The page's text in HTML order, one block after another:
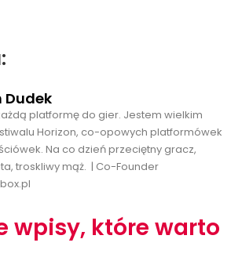
Dudek
platformę do gier. Jestem wielkim
Horizon, co-opowych platformówek
Na co dzień przeciętny gracz,
troskliwy mąż. | Co-Founder
wpisy, które warto